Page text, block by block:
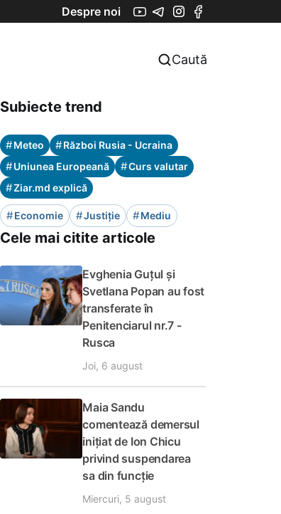
Despre noi
Caută
Subiecte trend
#Meteo #Război Rusia - Ucraina
#Uniunea Europeană #Curs valutar
#Ziar.md explică
#Economie #Justiție #Mediu
Cele mai citite articole
Evghenia Guțul și
Svetlana Popan au fost
transferate în
Penitenciarul nr.7 -
Rusca
Joi, 6 august
Maia Sandu
comentează demersul
inițiat de Ion Chicu
privind suspendarea
sa din funcție
Miercuri, 5 august